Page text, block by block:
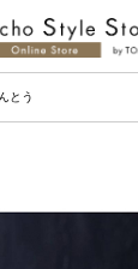
とう